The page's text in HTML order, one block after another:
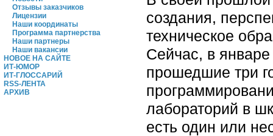
Отзывы заказчиков
Лицензии
Наши координаты
Программа партнерства
Наши партнеры
Наши вакансии
НОВОЕ НА САЙТЕ
ИТ-ЮМОР
ИТ-ГЛОССАРИЙ
RSS-ЛЕНТА
АРХИВ
создания,
техническое
Сейчас, в
прошедшие три
лабораторий в
есть один или